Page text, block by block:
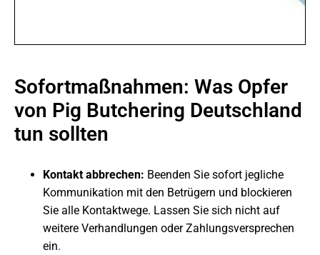
Sofortmaßnahmen: Was Opfer
von Pig Butchering Deutschland
tun sollten
Kontakt abbrechen: Beenden Sie sofort jegliche
Kommunikation mit den Betrügern und blockieren
Sie alle Kontaktwege. Lassen Sie sich nicht auf
weitere Verhandlungen oder Zahlungsversprechen
ein.